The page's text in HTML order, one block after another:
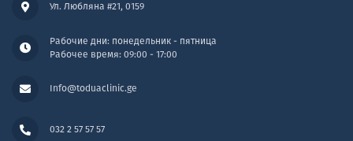
Рабочие дни: понедельник - пятница
Рабочее время: 09:00 - 17:00
Info@toduaclinic.ge
Ул. Любляна #21, 0159
032 2 57 57 57